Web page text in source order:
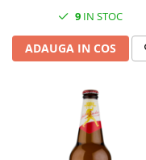
9 IN STOC
ADAUGA IN COS